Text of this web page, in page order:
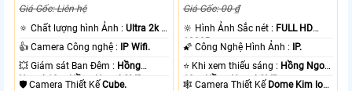
Giá Gốc: Liên hệ
🔅 Chất lượng hình Ảnh :Ultra 2k +
.
👍 Camera Công nghệ : IP Wifi.
💥 Giám sát Ban Đêm : Hồng
Ngoại 10m Hồng Ngoại SMD.
🛡 Camera Thiết KếCube.
Giá Gốc: 00 ₫
🔆 Hình Ảnh Sắc nét : FULL HD
1080P .
🌠 Công Nghệ Hình Ảnh : IP.
⭐ Khi xem thiếu sáng : Hồng Ngoại
10m Hồng Ngoại SMD.
🕸️ Camera Thiết Kế Dome Kim loại